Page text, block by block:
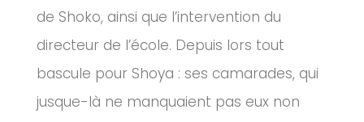
de Shoko, ainsi que l’intervention du
directeur de l’école. Depuis lors tout
bascule pour Shoya : ses camarades, qui
jusque-là ne manquaient pas eux non